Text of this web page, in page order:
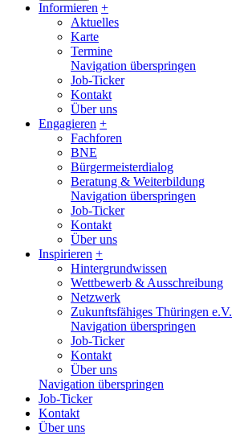
Informieren +
Aktuelles
Karte
Termine
Navigation überspringen
Job-Ticker
Kontakt
Über uns
Engagieren +
Fachforen
BNE
Bürgermeisterdialog
Beratung & Weiterbildung
Navigation überspringen
Job-Ticker
Kontakt
Über uns
Inspirieren +
Hintergrundwissen
Wettbewerb & Ausschreibung
Netzwerk
Zukunftsfähiges Thüringen e.V.
Navigation überspringen
Job-Ticker
Kontakt
Über uns
Navigation überspringen
Job-Ticker
Kontakt
Über uns